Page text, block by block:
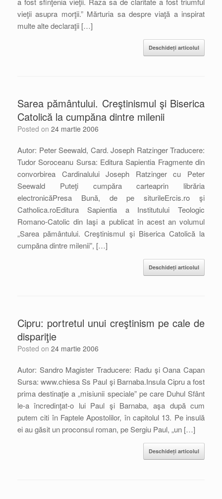
vieţii asupra morţii.” Mărturia sa despre viaţă a inspirat
multe alte declaraţii […]
Deschideți articolul
Sarea pământului. Creştinismul şi Biserica
Catolică la cumpăna dintre milenii
Posted on 24 martie 2006
Autor: Peter Seewald, Card. Joseph Ratzinger Traducere:
Tudor Soroceanu Sursa: Editura Sapientia Fragmente din
convorbirea Cardinalului Joseph Ratzinger cu Peter
Seewald Puteţi cumpăra carteaprin librăria
electronicăPresa Bună, de pe siturileErcis.ro şi
Catholica.roEditura Sapientia a Institutului Teologic
Romano-Catolic din Iaşi a publicat în acest an volumul
„Sarea pământului. Creştinismul şi Biserica Catolică la
cumpăna dintre milenii”, […]
Deschideți articolul
Cipru: portretul unui creştinism pe cale de
dispariţie
Posted on 24 martie 2006
Autor: Sandro Magister Traducere: Radu şi Oana Capan
Sursa: www.chiesa Ss Paul şi Barnaba.Insula Cipru a fost
prima destinaţie a „misiunii speciale” pe care Duhul Sfânt
le-a încredinţat-o lui Paul şi Barnaba, aşa după cum
putem citi în Faptele Apostolilor, în capitolul 13. Pe insulă
ei au găsit un proconsul roman, pe Sergiu Paul, „un […]
Deschideți articolul